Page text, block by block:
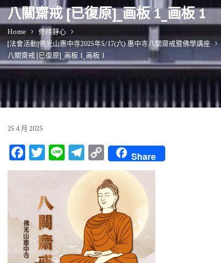
八關齋戒 [已復原]_画板 1_画板 1
Home
修持靜心
[法會活動]佛光山惠中寺2025年5/17(六) 惠中寺八關齋戒暨佛學講座
八關齋戒 [已復原]_画板 1_画板 1
25 4 月 2025
F
ac
o
o
k
T
w
te
r
Li
n
e
T
el
e
gr
a
m
C
o
p
y
Li
n
k
Share